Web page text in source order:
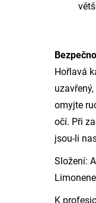
Hořlavá
omyjte
očí. Při
jsou-li
Složení:
K